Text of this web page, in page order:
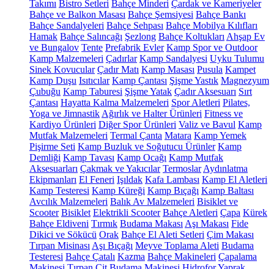
Takımı Bistro Setleri Bahçe Minderi Çardak ve Kameriyeler
Bahçe ve Balkon Masası Bahçe Şemsiyesi Bahçe Bankı
Bahçe Sandalyeleri Bahçe Sehpası Bahçe Mobilya Kılıfları
Hamak Bahçe Salıncağı Şezlong Bahçe Koltukları Ahşap Ev
ve Bungalov Tente Prefabrik Evler Kamp Spor ve Outdoor
Kamp Malzemeleri Çadırlar Kamp Sandalyesi Uyku Tulumu
Sinek Kovucular Çadır Matı Kamp Masası Pusula Kampet
Kamp Duşu Isıtıcılar Kamp Çantası Şişme Yastık Magnezyum
Çubuğu Kamp Taburesi Şişme Yatak Çadır Aksesuarı Sırt
Çantası Hayatta Kalma Malzemeleri Spor Aletleri Pilates,
Yoga ve Jimnastik Ağırlık ve Halter Ürünleri Fitness ve
Kardiyo Ürünleri Diğer Spor Ürünleri Valiz ve Bavul Kamp
Mutfak Malzemeleri Termal Çanta Matara Kamp Yemek
Pişirme Seti Kamp Buzluk ve Soğutucu Ürünler Kamp
Demliği Kamp Tavası Kamp Ocağı Kamp Mutfak
Aksesuarları Çakmak ve Yakıcılar Termoslar Aydınlatma
Ekipmanları El Feneri Işıldak Kafa Lambası Kamp El Aletleri
Kamp Testeresi Kamp Küreği Kamp Bıçağı Kamp Baltası
Avcılık Malzemeleri Balık Av Malzemeleri Bisiklet ve
Scooter Bisiklet Elektrikli Scooter Bahçe Aletleri Çapa Kürek
Bahçe Eldiveni Tırmık Budama Makası Aşı Makası Fide
Dikici ve Sökücü Orak Bahçe El Aleti Setleri Çim Makası
Tırpan Misinası Aşı Bıçağı Meyve Toplama Aleti Budama
Testeresi Bahçe Çatalı Kazma Bahçe Makineleri Çapalama